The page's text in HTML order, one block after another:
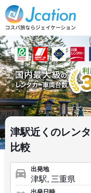
津駅近くのレン
比較
出発地